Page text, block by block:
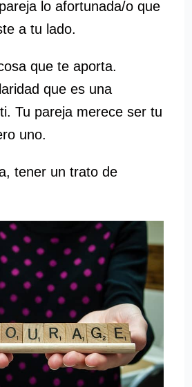
lo afortunada/o que
a tu lado.
que te aporta.
que es una
Tu pareja merece ser tu
uno.
tener un trato de